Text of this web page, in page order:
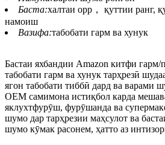
Баста:халтаи opp， қуттии ранг,
намоиш
Вазифа:табобати гарм ва хунук
Бастаи яхбандии Amazon китфи
табобати гарм ва хунук тарҳрезӣ
ягон табобати тиббӣ дард ва варами
OEM самимона истиқбол карда
яклухтфурӯш, фурӯшанда ва
шумо дар тарҳрезии маҳсулот ва
шумо кӯмак расонем, ҳатто аз